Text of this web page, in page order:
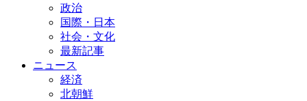
政治
国際・日本
社会・文化
最新記事
ニュース
経済
北朝鮮